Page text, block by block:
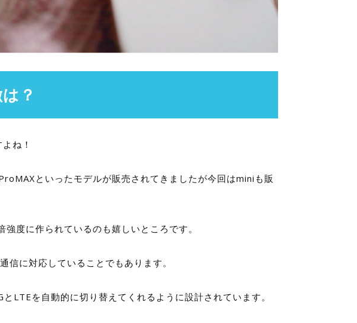
？
ね！
といったモデルが販売されてきましたが今回はminiも販
度に作られているのも嬉しいところです。
に対応していることでもあります。
LTEを自動的に切り替えてくれるように設計されています。